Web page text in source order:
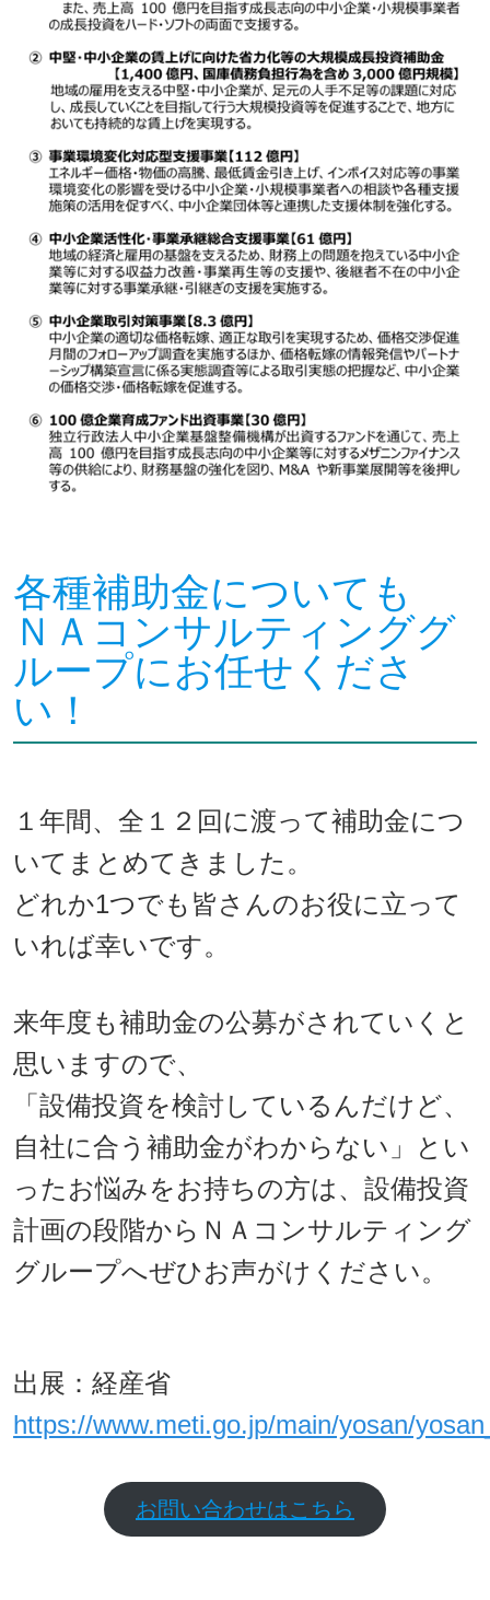
各種補助金についても
ＮＡコンサルティンググ
ループにお任せくださ
い！
１年間、全１２回に渡って補助金につ
いてまとめてきました。
どれか1つでも皆さんのお役に立って
いれば幸いです。
来年度も補助金の公募がされていくと
思いますので、
「設備投資を検討しているんだけど、
自社に合う補助金がわからない」とい
ったお悩みをお持ちの方は、設備投資
計画の段階からＮＡコンサルティング
グループへぜひお声がけください。
出展：経産省
https://www.meti.go.jp/main/yosan/
お問い合わせはこちら